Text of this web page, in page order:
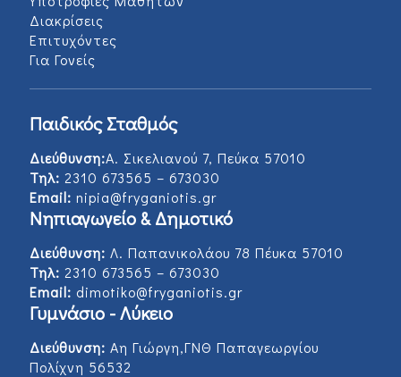
Διακρίσεις
Επιτυχόντες
Για Γονείς
Παιδικός Σταθμός
Διεύθυνση:Α. Σικελιανού 7, Πεύκα 57010
Τηλ: 2310 673565 – 673030
Email: nipia@fryganiotis.gr
Νηπιαγωγείο & Δημοτικό
Διεύθυνση: Λ. Παπανικολάου 78 Πέυκα 57010
Τηλ: 2310 673565 – 673030
Email: dimotiko@fryganiotis.gr
Γυμνάσιο - Λύκειο
Διεύθυνση: Αη Γιώργη,ΓΝΘ Παπαγεωργίου
Πολίχνη 56532